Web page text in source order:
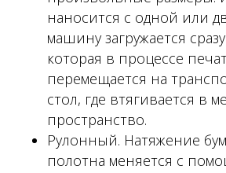
наносится с одной или
машину загружается
которая в процессе
перемещается на
стол, где втягивается в
пространство.
Рулонный. Натяжение
полотна меняется с